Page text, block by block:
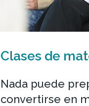
Clases de
Nada puede
convertirse en